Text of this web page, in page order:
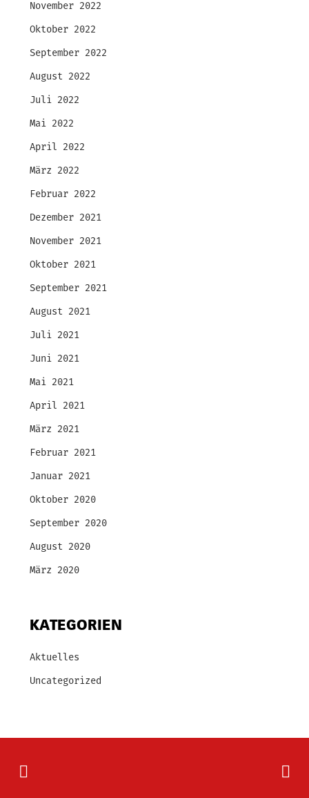
November 2022
Oktober 2022
September 2022
August 2022
Juli 2022
Mai 2022
April 2022
März 2022
Februar 2022
Dezember 2021
November 2021
Oktober 2021
September 2021
August 2021
Juli 2021
Juni 2021
Mai 2021
April 2021
März 2021
Februar 2021
Januar 2021
Oktober 2020
September 2020
August 2020
März 2020
KATEGORIEN
Aktuelles
Uncategorized